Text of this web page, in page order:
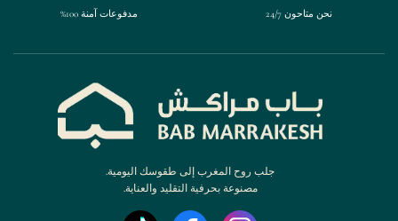
نحن متاحون 24/7 مدفوعات آمنة 100%
جلب روح المغرب إلى طقوسك اليومية.
مصنوعة بحرفية التقليد والعناية.